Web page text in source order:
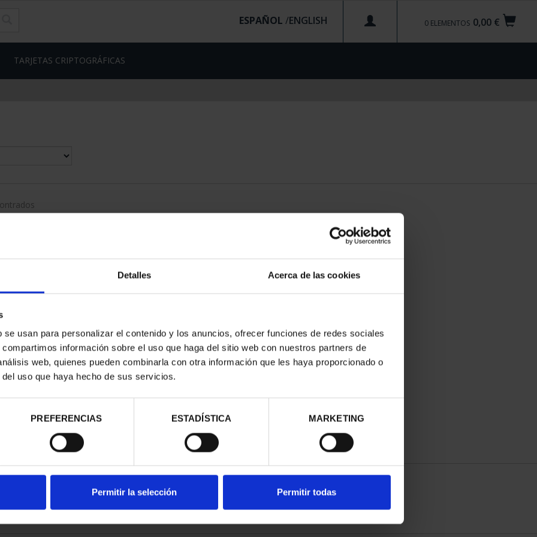
Detalles Acerca de las cookies
usan para personalizar el contenido y los anuncios, ofrecer funciones de redes sociales
información sobre el uso que haga del sitio web con nuestros partners de
web, quienes pueden combinarla con otra información que les haya proporcionado o
uso que haya hecho de sus servicios.
PREFERENCIAS ESTADÍSTICA MARKETING
Permitir la selección Permitir todas
0,00 €
0 ELEMENTOS
ESPAÑOL /
TARJETAS CRIPTOGRÁFICAS
II -
CIUDADES PATRIMONIO II -
SALAMANCA